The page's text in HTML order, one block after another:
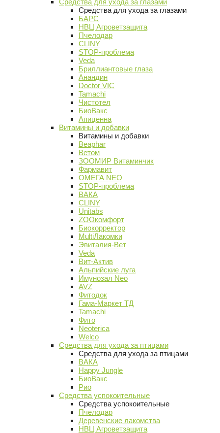
Средства для ухода за глазами
Средства для ухода за глазами
БАРС
НВЦ Агроветзащита
Пчелодар
CLINY
STOP-проблема
Veda
Бриллиантовые глаза
Анандин
Doctor VIC
Tamachi
Чистотел
БиоВакс
Апиценна
Витамины и добавки
Витамины и добавки
Beaphar
Ветом
ЗООМИР Витаминчик
Фармавит
ОМЕГА NEO
STOP-проблема
ВАКА
CLINY
Unitabs
ZOOкомфорт
Биокорректор
MultiЛакомки
Эвиталия-Вет
Veda
Вит-Актив
Альпийские луга
Имунозал Neo
AVZ
Фитодок
Гама-Маркет ТД
Tamachi
Фито
Neoterica
Welco
Средства для ухода за птицами
Средства для ухода за птицами
ВАКА
Happy Jungle
БиоВакс
Рио
Средства успокоительные
Средства успокоительные
Пчелодар
Деревенские лакомства
НВЦ Агроветзащита